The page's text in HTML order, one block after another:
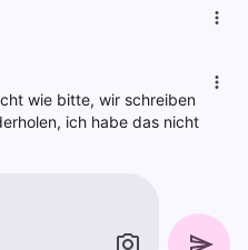
wie bitte, wir schreiben
ich habe das nicht